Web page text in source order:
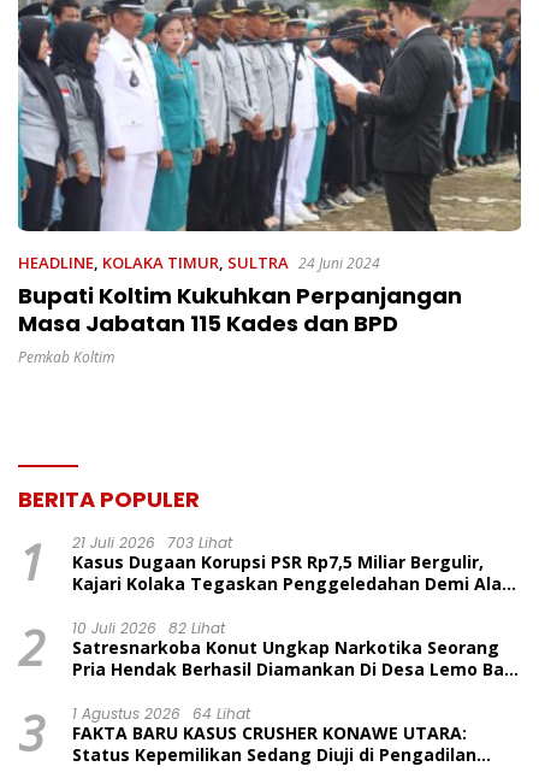
HEADLINE, KOLAKA TIMUR, SULTRA 24 Juni 2024
Bupati Koltim Kukuhkan Perpanjangan
Masa Jabatan 115 Kades dan BPD
Pemkab Koltim
BERITA POPULER
1 21 Juli 2026 703 Lihat
Kasus Dugaan Korupsi PSR Rp7,5 Miliar Bergulir,
Kajari Kolaka Tegaskan Penggeledahan Demi Alat
2 10 Juli 2026 82 Lihat
Satresnarkoba Konut Ungkap Narkotika Seorang
Pria Hendak Berhasil Diamankan Di Desa Lemo Bajo
3 1 Agustus 2026 64 Lihat
FAKTA BARU KASUS CRUSHER KONAWE UTARA:
Status Kepemilikan Sedang Diuji di Pengadilan